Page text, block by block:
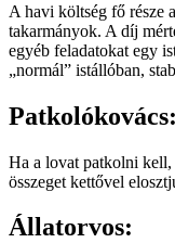
A havi költség fő része
takarmányok. A díj
egyéb feladatokat egy
„normál” istállóban,
Patkolókovács:
Ha a lovat patkolni kell,
összeget kettővel
Állatorvos: